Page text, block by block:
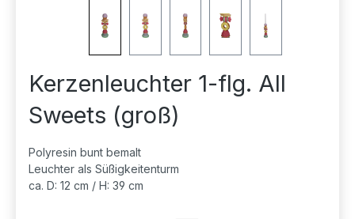
Kerzenleuchter 1-flg. All
Sweets (groß)
Polyresin bunt bemalt
Leuchter als Süßigkeitenturm
ca. D: 12 cm / H: 39 cm